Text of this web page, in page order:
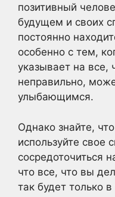
позитивный
будущем и своих
постоянно
особенно с тем,
указывает на все,
неправильно,
улыбающимся.
Однако знайте,
используйте свое
сосредоточиться
что все, что вы
так будет только